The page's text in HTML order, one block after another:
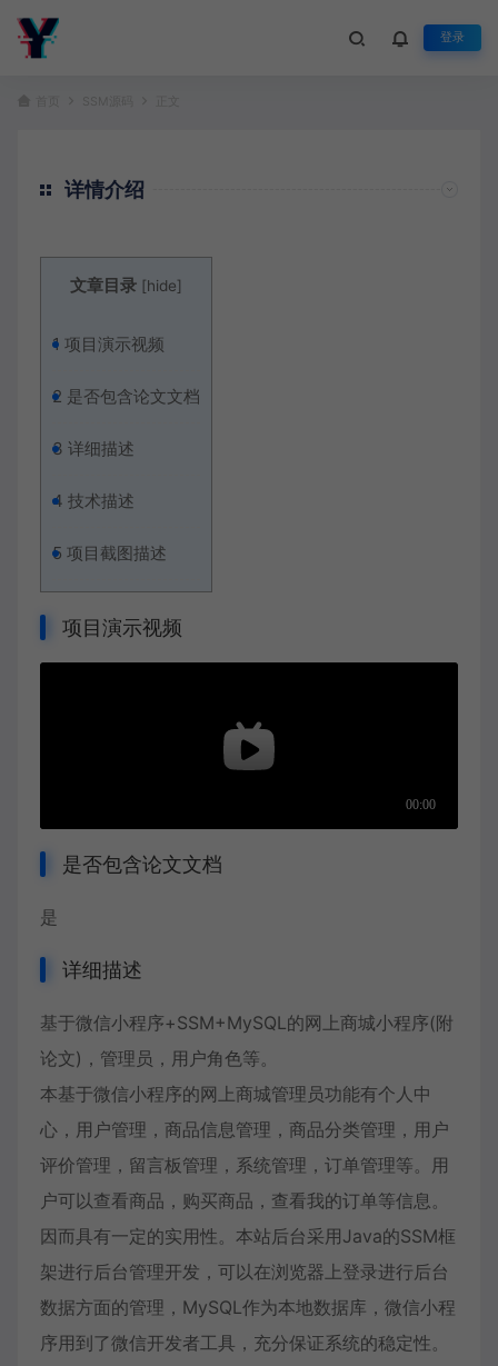
登录
详情介绍
文章目录 [hide]
1 项目演示视频
2 是否包含论文文档
3 详细描述
4 技术描述
5 项目截图描述
项目演示视频
是否包含论文文档
是
详细描述
基于微信小程序+SSM+MySQL的网上商城小程序(附
论文)，管理员，用户角色等。
本基于微信小程序的网上商城管理员功能有个人中
心，用户管理，商品信息管理，商品分类管理，用户
评价管理，留言板管理，系统管理，订单管理等。用
户可以查看商品，购买商品，查看我的订单等信息。
因而具有一定的实用性。本站后台采用Java的SSM框
架进行后台管理开发，可以在浏览器上登录进行后台
数据方面的管理，MySQL作为本地数据库，微信小程
序用到了微信开发者工具，充分保证系统的稳定性。